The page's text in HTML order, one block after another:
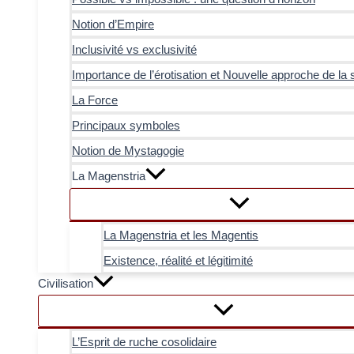
Notion d’Empire
Inclusivité vs exclusivité
Importance de l’érotisation et Nouvelle approche de la
La Force
Principaux symboles
Notion de Mystagogie
La Magenstria
La Magenstria et les Magentis
Existence, réalité et légitimité
Civilisation
L’Esprit de ruche cosolidaire